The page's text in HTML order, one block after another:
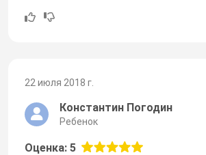
22 июля 2018 г.
Константин Погодин
Ребенок
Оценка: 5